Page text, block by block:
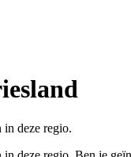
in deze regio.